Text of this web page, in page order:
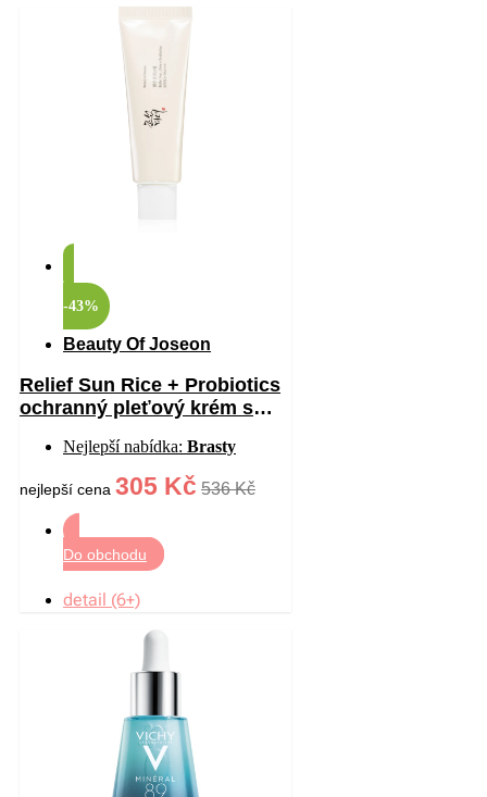
-43%
Beauty Of Joseon
Relief Sun Rice + Probiotics
ochranný pleťový krém s
Nejlepší nabídka: Brasty
nejlepší cena 305 Kč 536 Kč
Do obchodu
detail (6+)